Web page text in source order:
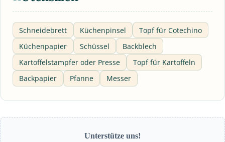
Schneidebrett Küchenpinsel
Topf für Cotechino
Küchenpapier
Schüssel
Backblech
Kartoffelstampfer oder Presse
Topf für Kartoffeln
Backpapier
Pfanne Messer
Unterstütze uns!